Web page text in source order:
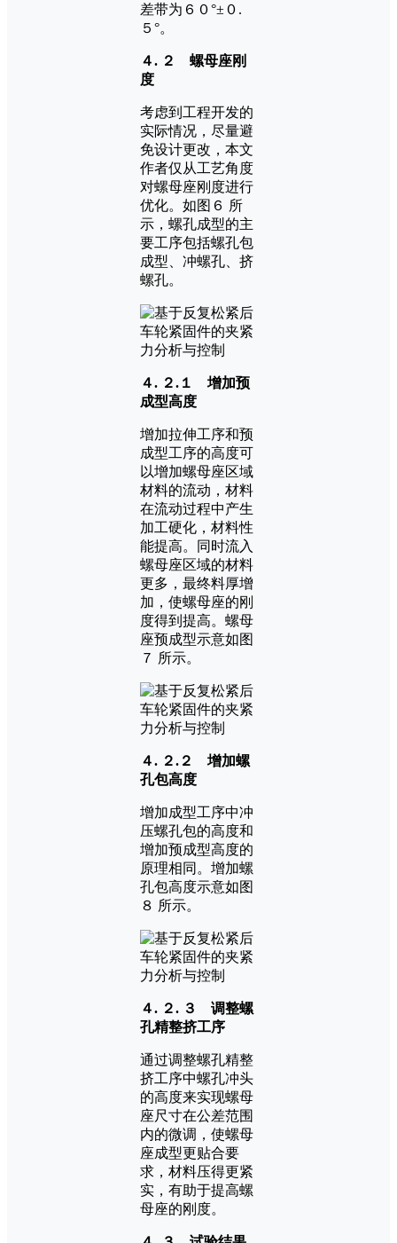
差带为６０°±０.
５°。
４. ２ 螺母座刚
度
考虑到工程开发的
实际情况，尽量避
免设计更改，本文
作者仅从工艺角度
对螺母座刚度进行
优化。如图６ 所
示，螺孔成型的主
要工序包括螺孔包
成型、冲螺孔、挤
螺孔。
４. ２.１ 增加预
成型高度
增加拉伸工序和预
成型工序的高度可
以增加螺母座区域
材料的流动，材料
在流动过程中产生
加工硬化，材料性
能提高。同时流入
螺母座区域的材料
更多，最终料厚增
加，使螺母座的刚
度得到提高。螺母
座预成型示意如图
７ 所示。
４. ２.２ 增加螺
孔包高度
增加成型工序中冲
压螺孔包的高度和
增加预成型高度的
原理相同。增加螺
孔包高度示意如图
８ 所示。
４. ２. ３ 调整螺
孔精整挤工序
通过调整螺孔精整
挤工序中螺孔冲头
的高度来实现螺母
座尺寸在公差范围
内的微调，使螺母
座成型更贴合要
求，材料压得更紧
实，有助于提高螺
母座的刚度。